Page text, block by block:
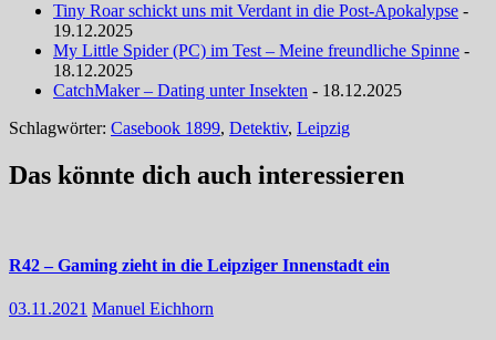
Tiny Roar schickt uns mit Verdant in die Post-Apokalypse -
19.12.2025
My Little Spider (PC) im Test – Meine freundliche Spinne -
18.12.2025
CatchMaker – Dating unter Insekten - 18.12.2025
Schlagwörter: Casebook 1899, Detektiv, Leipzig
Das könnte dich auch interessieren
R42 – Gaming zieht in die Leipziger Innenstadt ein
03.11.2021 Manuel Eichhorn